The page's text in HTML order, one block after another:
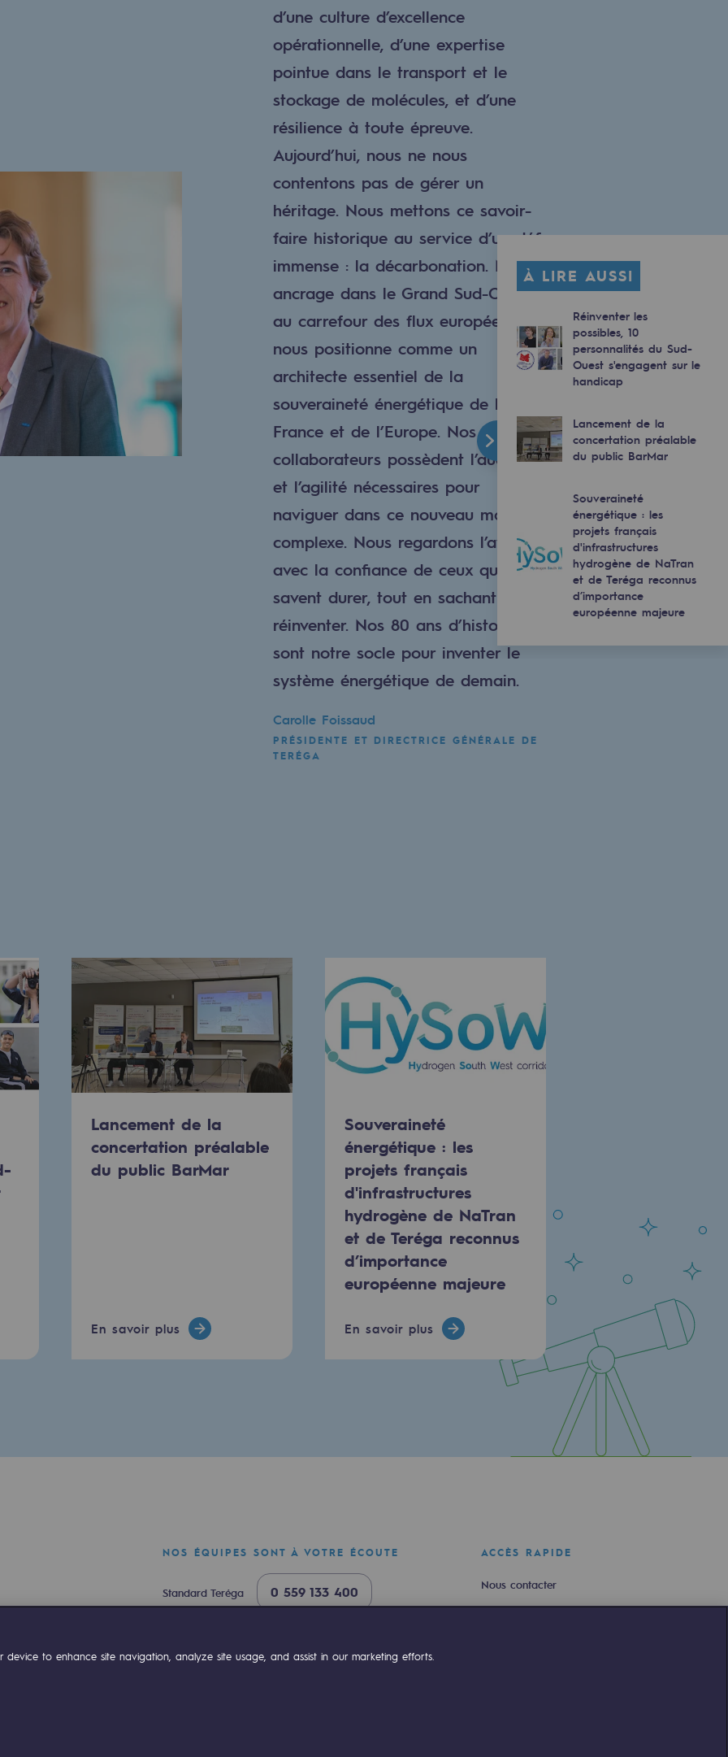
durables
environnementale
de Teréga
d’une culture d’excellence
opérationnelle, d’une expertise
pointue dans le transport et le
stockage de molécules, et d’une
résilience à toute épreuve.
Aujourd’hui, nous ne nous
contentons pas de gérer un
héritage. Nous mettons ce savoir-
faire historique au service d’un défi
immense : la décarbonation. Notre
ancrage dans le Grand Sud-Ouest,
au carrefour des flux européens,
nous positionne comme un
architecte essentiel de la
souveraineté énergétique de la
France et de l’Europe. Nos 647
collaborateurs possèdent l’audace
et l’agilité nécessaires pour
naviguer dans ce nouveau monde
complexe. Nous regardons l’avenir
avec la confiance de ceux qui
savent durer, tout en sachant se
réinventer. Nos 80 ans d’histoire
sont notre socle pour inventer le
système énergétique de demain.
Carolle Foissaud
PRÉSIDENTE ET DIRECTRICE GÉNÉRALE DE
TERÉGA
À LIRE AUSSI
Réinventer les
possibles, 10
personnalités du Sud-
Ouest s'engagent sur le
handicap
Lancement de la
concertation préalable
du public BarMar
Souveraineté
énergétique : les
projets français
d'infrastructures
hydrogène de NaTran
et de Teréga reconnus
d’importance
européenne majeure
Lancement de la
concertation préalable
du public BarMar
En savoir plus
Souveraineté
énergétique : les
projets français
d'infrastructures
hydrogène de NaTran
et de Teréga reconnus
d’importance
européenne majeure
En savoir plus
Compte Youtube
NOS ÉQUIPES SONT À VOTRE ÉCOUTE
Standard Teréga 0 559 133 400
ACCÈS RAPIDE
Nous contacter
to enhance site navigation, analyze site usage, and assist in our marketing efforts.